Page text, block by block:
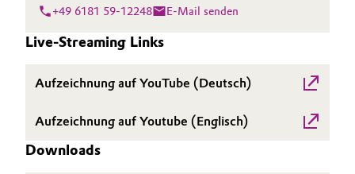
+49 6181 59-12248 E-Mail senden
Live-Streaming Links
Aufzeichnung auf YouTube (Deutsch)
Aufzeichnung auf Youtube (Englisch)
Downloads